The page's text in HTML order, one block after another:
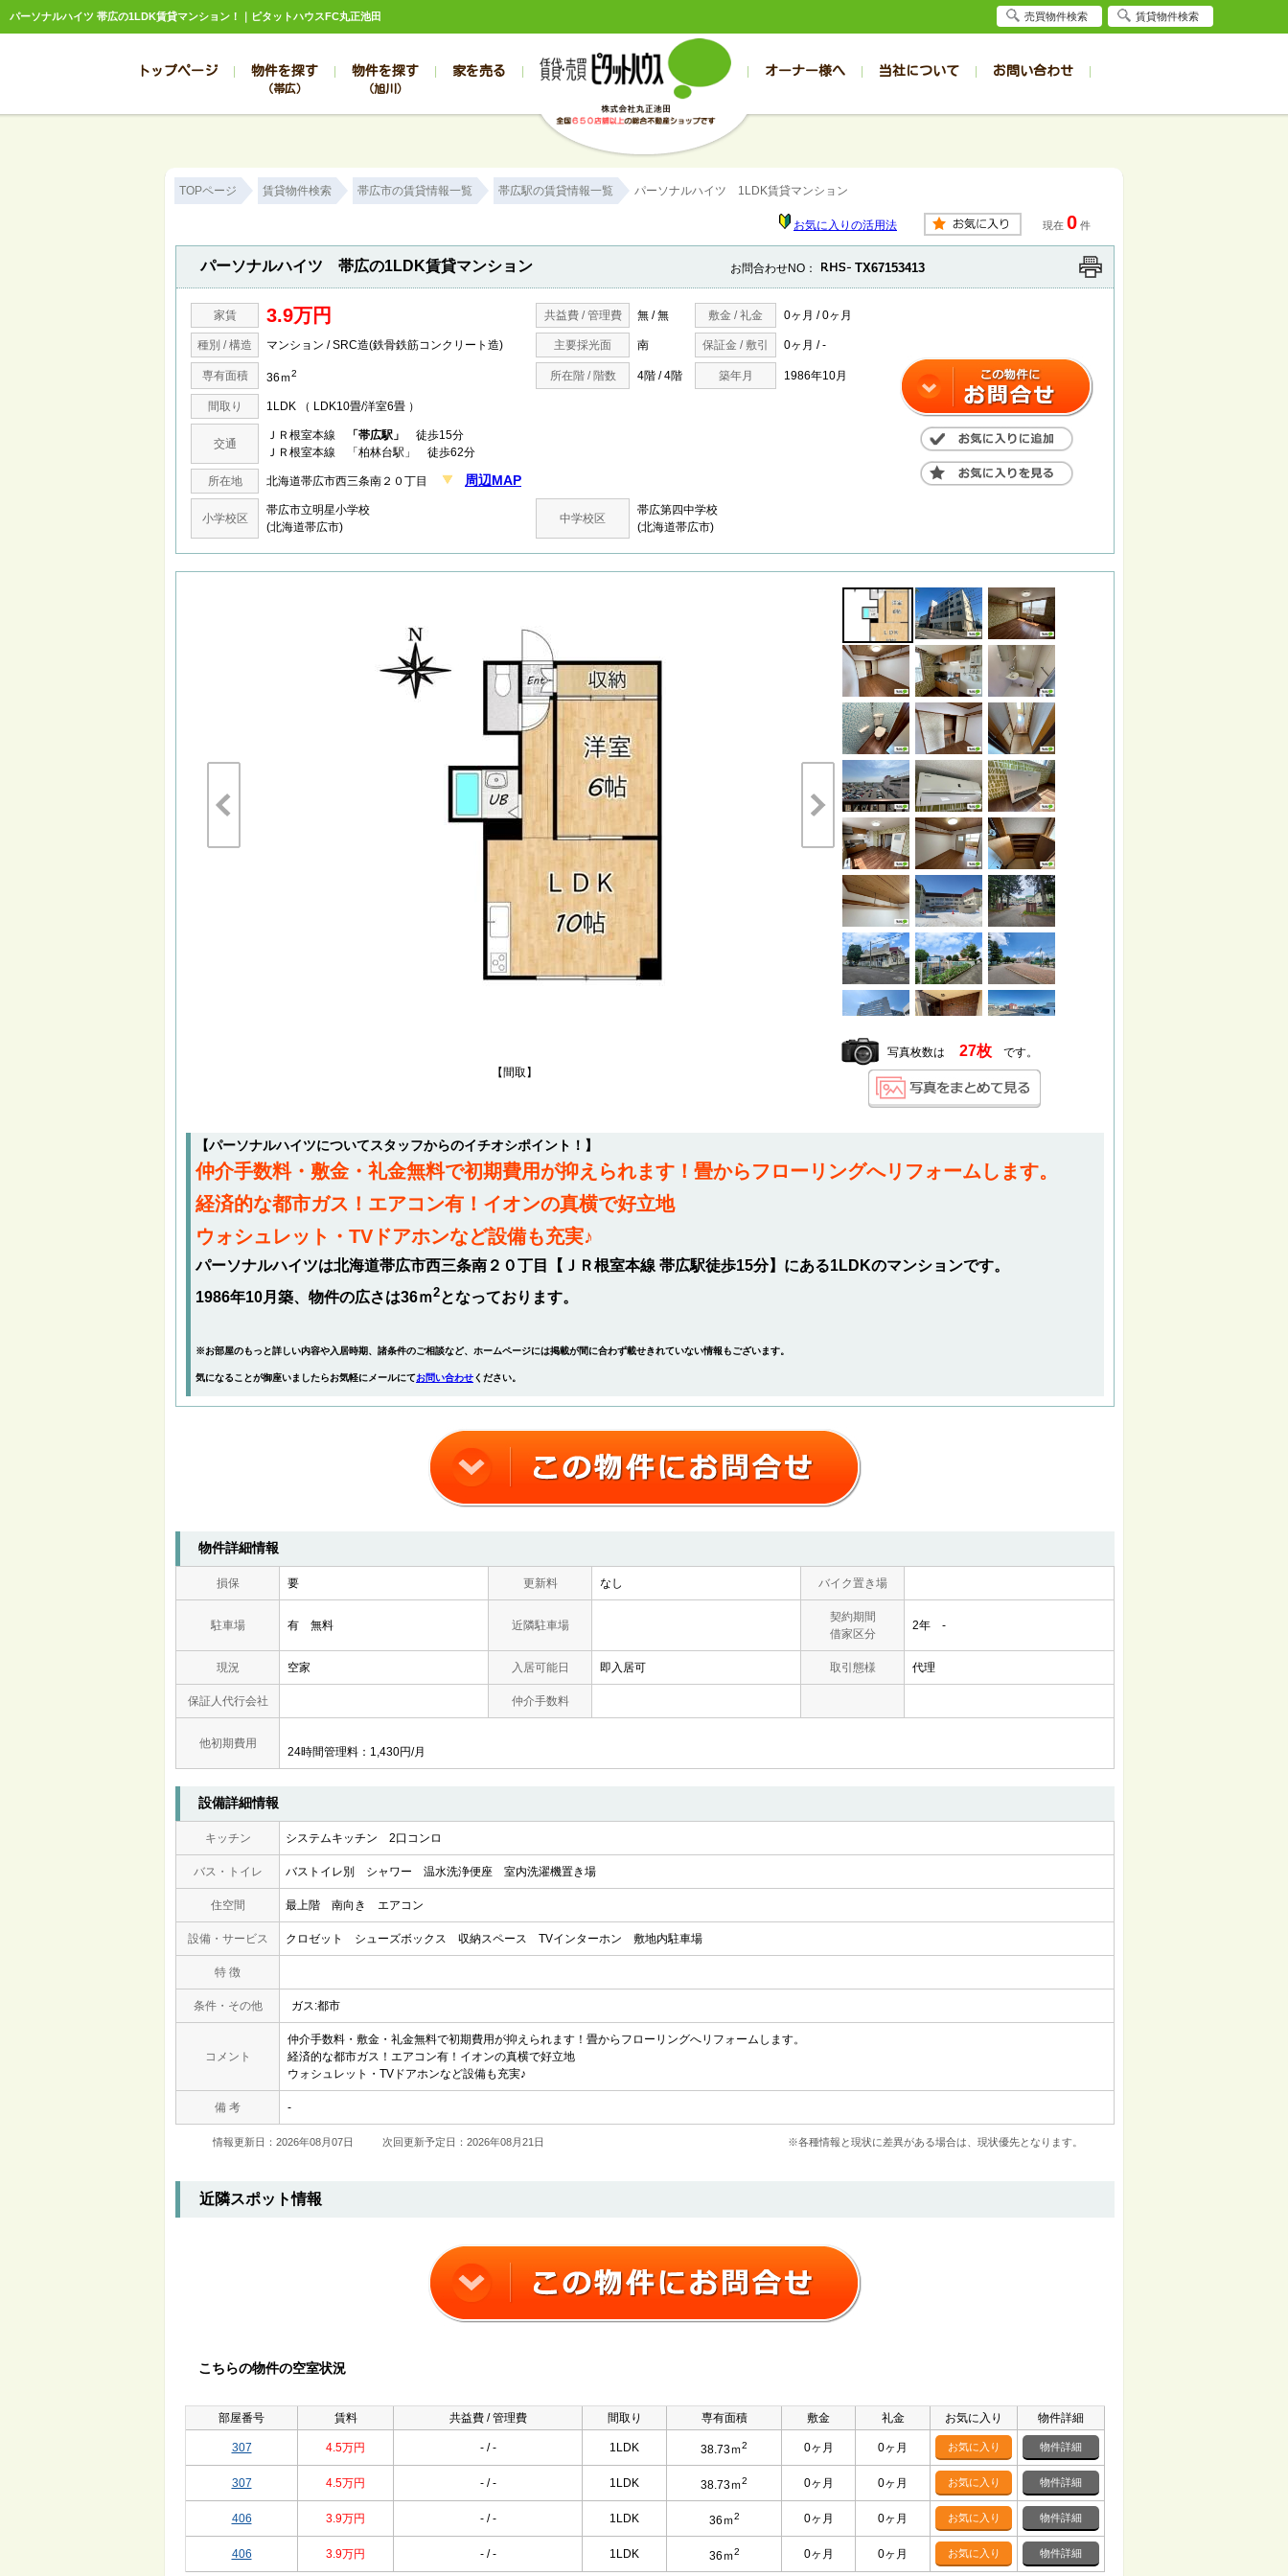
パーソナルハイツ 帯広の1LDK賃貸マンション！｜ピタットハウスFC丸正池田
トップページ 物件を探す
（帯広）
帯広の売買物件一覧
帯広の新築一戸建て
帯広の中古マンション
帯広の1000万円以下
帯広の1000万～2000万円
帯広の賃貸物件一覧
帯広の賃貸アパート
帯広の賃貸マンション
帯広の賃貸事務所
帯広の1R～1K
帯広の2K～2LDK
物件を探す
（旭川）
旭川の売買物件一覧
旭川の新築一戸建て
旭川の中古マンション
旭川の1000万円以下
旭川の1000万～2000万円
旭川の賃貸物件一覧
旭川の賃貸アパート
旭川の賃貸マンション
旭川の賃貸事務所
旭川の1R～1K
旭川の2K～2LDK
家を売る オーナー様へ 当社について
スタッフブログ お客様の声
お問い合わせ
売却のお問合せ 入居者様専用（帯広店）
TOPページ 賃貸物件検索 帯広市の賃貸情報一覧 帯広駅の賃貸情報一覧 パーソナルハイツ 1LDK賃貸マンション
お気に入りの活用法 現在 0 件
パーソナルハイツ 帯広の1LDK賃貸マンション お問合わせNO： TX67153413
家賃 3.9万円 共益費 / 管理費 無 / 無 敷金 / 礼金 0ヶ月 / 0ヶ月
種別 / 構造 マンション / SRC造(鉄骨鉄筋コンクリート造) 主要採光面 南 保証金 / 敷引 0ヶ月 / -
専有面積 36ｍ2 所在階 / 階数 4階 / 4階 築年月 1986年10月
間取り 1LDK （ LDK10畳/洋室6畳 ）
交通
ＪＲ根室本線 「帯広駅」
徒歩15分
ＪＲ根室本線 「柏林台駅」 徒歩62分
所在地 北海道帯広市西三条南２０丁目 周辺MAP
小学校区
帯広市立明星小学校
(北海道帯広市)
中学校区
帯広第四中学校
(北海道帯広市)
【間取】
写真枚数は 27枚です。
【パーソナルハイツについてスタッフからのイチオシポイント！】
仲介手数料・敷金・礼金無料で初期費用が抑えられます！畳からフローリングへリフォームします。
経済的な都市ガス！エアコン有！イオンの真横で好立地
ウォシュレット・TVドアホンなど設備も充実♪
パーソナルハイツは北海道帯広市西三条南２０丁目【ＪＲ根室本線 帯広駅徒歩15分】にある1LDKのマンションです。
1986年10月築、物件の広さは36ｍ2となっております。
※お部屋のもっと詳しい内容や入居時期、諸条件のご相談など、ホームページには掲載が間に合わず載せきれていない情報もございます。
気になることが御座いましたらお気軽にメールにてお問い合わせください。
物件詳細情報
損保 要 更新料 なし バイク置き場
駐車場 有 無料 近隣駐車場
契約期間
借家区分
2年 -
現況 空家 入居可能日 即入居可 取引態様 代理
保証人代行会社 仲介手数料
他初期費用
24時間管理料：1,430円/月
設備詳細情報
キッチン システムキッチン 2口コンロ
バス・トイレ バストイレ別 シャワー 温水洗浄便座 室内洗濯機置き場
住空間 最上階 南向き エアコン
設備・サービス クロゼット シューズボックス 収納スペース TVインターホン 敷地内駐車場
特 徴
条件・その他 ガス:都市
コメント
仲介手数料・敷金・礼金無料で初期費用が抑えられます！畳からフローリングへリフォームします。
経済的な都市ガス！エアコン有！イオンの真横で好立地
ウォシュレット・TVドアホンなど設備も充実♪
備 考 -
情報更新日：2026年08月07日 次回更新予定日：2026年08月21日 ※各種情報と現状に差異がある場合は、現状優先となります。
近隣スポット情報
こちらの物件の空室状況
部屋番号 賃料 共益費 / 管理費 間取り 専有面積 敷金 礼金 お気に入り 物件詳細
307 4.5万円 - / - 1LDK 38.73ｍ2 0ヶ月 0ヶ月 お気に入り 物件詳細
307 4.5万円 - / - 1LDK 38.73ｍ2 0ヶ月 0ヶ月 お気に入り 物件詳細
406 3.9万円 - / - 1LDK 36ｍ2 0ヶ月 0ヶ月 お気に入り 物件詳細
406 3.9万円 - / - 1LDK 36ｍ2 0ヶ月 0ヶ月 お気に入り 物件詳細
売買物件検索 賃貸物件検索